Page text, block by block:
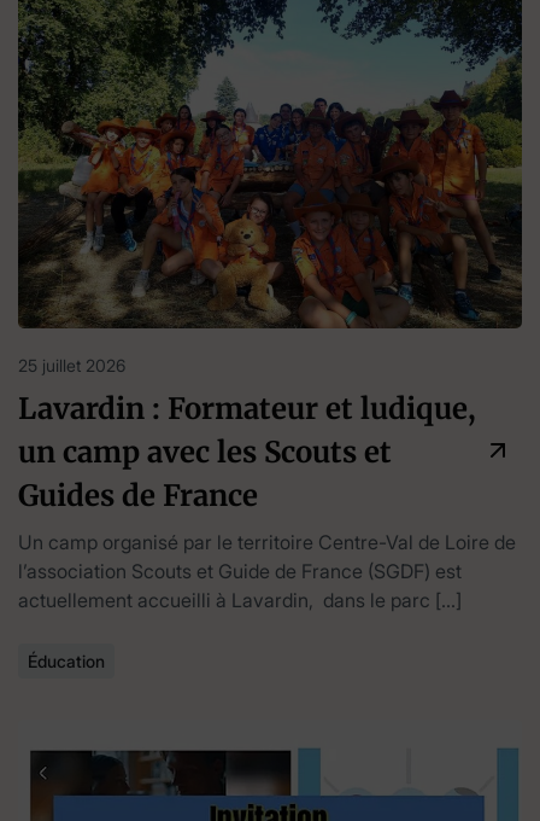
25 juillet 2026
Lavardin : Formateur et ludique,
un camp avec les Scouts et
Guides de France
Un camp organisé par le territoire Centre-Val de Loire de
l’association Scouts et Guide de France (SGDF) est
actuellement accueilli à Lavardin, dans le parc […]
Éducation